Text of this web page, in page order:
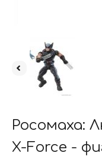
Росомаха:
X-Force -